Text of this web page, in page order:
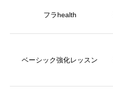
フラhealth
ベーシック強化レッスン